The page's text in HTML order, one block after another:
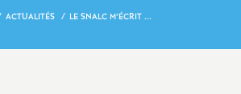
i
ACTUALITÉS LE SNALC M’ÉCRIT ...